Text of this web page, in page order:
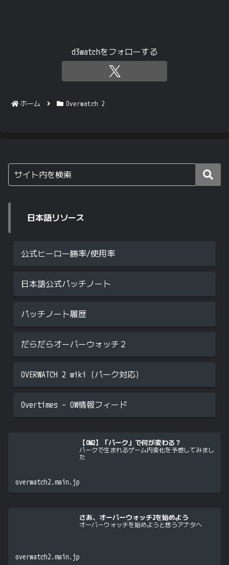
d3watchをフォローする
ホーム Overwatch 2
日本語リソース
公式ヒーロー勝率/使用率
日本語公式パッチノート
パッチノート履歴
だらだらオーバーウォッチ２
OVERWATCH 2 wiki（パーク対応）
Overtimes – OW情報フィード
【OW2】「パーク」で何が変わる？
パークで生まれるゲーム内変化を予想してみまし
た
overwatch2.main.jp
さあ、オーバーウォッチ2を始めよう
オーバーウォッチを始めようと思うアナタへ
overwatch2.main.jp